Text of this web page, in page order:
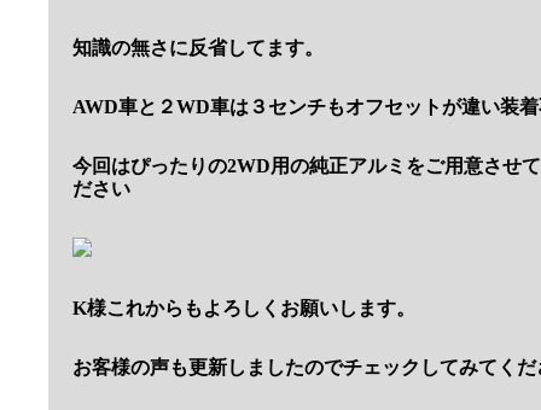
知識の無さに反省してます。
AWD車と２WD車は３センチもオフセットが違い装
今回はぴったりの2WD用の純正アルミをご用意させ
ださい
K様これからもよろしくお願いします。
お客様の声も更新しましたのでチェックしてみてくだ